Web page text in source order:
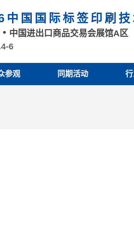
中国国际标签印刷技
中国进出口商品交易会展馆A区
6
参观 同期活动